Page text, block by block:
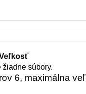
žiadne súbory.
6, maximálna